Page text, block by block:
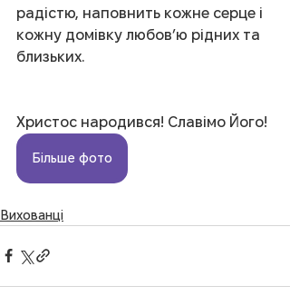
радістю, наповнить кожне серце і
кожну домівку любов’ю рідних та
близьких.
Христос народився! Славімо Його!
Більше фото
Вихованці